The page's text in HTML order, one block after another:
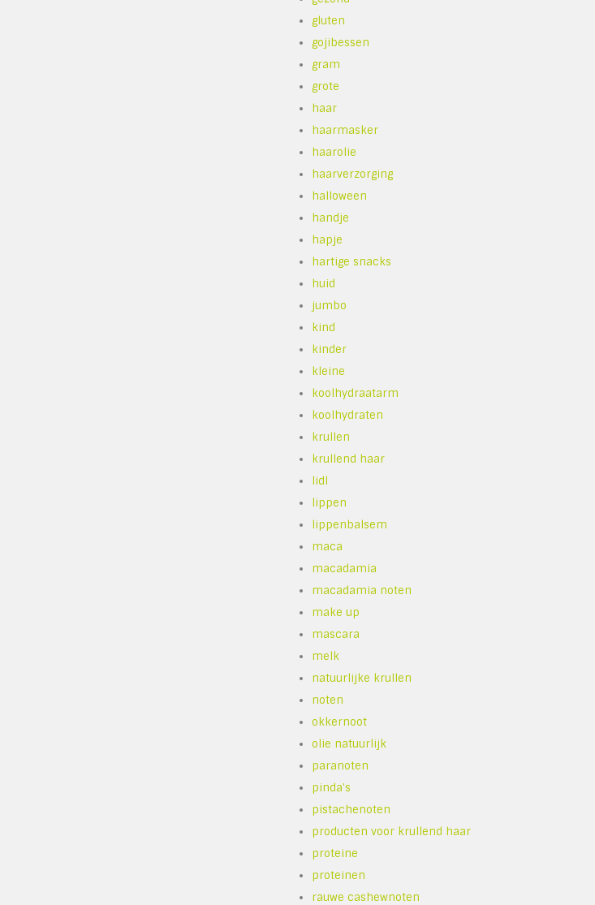
gluten
gojibessen
gram
grote
haar
haarmasker
haarolie
haarverzorging
halloween
handje
hapje
hartige snacks
huid
jumbo
kind
kinder
kleine
koolhydraatarm
koolhydraten
krullen
krullend haar
lidl
lippen
lippenbalsem
maca
macadamia
macadamia noten
make up
mascara
melk
natuurlijke krullen
noten
okkernoot
olie natuurlijk
paranoten
pinda's
pistachenoten
producten voor krullend haar
proteine
proteinen
rauwe cashewnoten